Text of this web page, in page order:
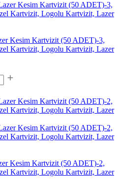
Kesim Kartvizit (50 ADET)-3,
Kartvizit, Logolu Kartvizit, Lazer
Kesim Kartvizit (50 ADET)-2,
Kartvizit, Logolu Kartvizit, Lazer